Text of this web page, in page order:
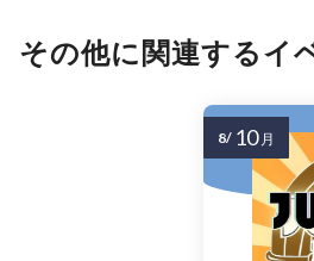
その他に関連するイ
8/ 10 月